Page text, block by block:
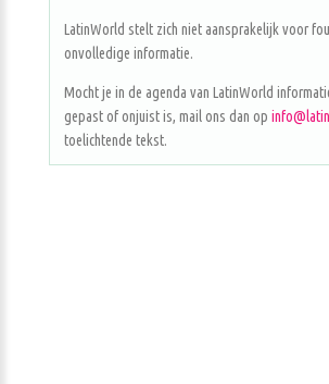
LatinWorld stelt zich niet aansprakelijk voor
onvolledige informatie.
Mocht je in de agenda van LatinWorld
gepast of onjuist is, mail ons dan op
toelichtende tekst.